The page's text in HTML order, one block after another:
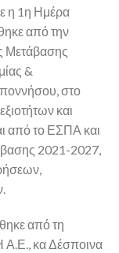
η 1η Ημέρα
από την
Μετάβασης
&
στο
και
από το ΕΣΠΑ και
2021-2027,
από τη
κα Δέσποινα